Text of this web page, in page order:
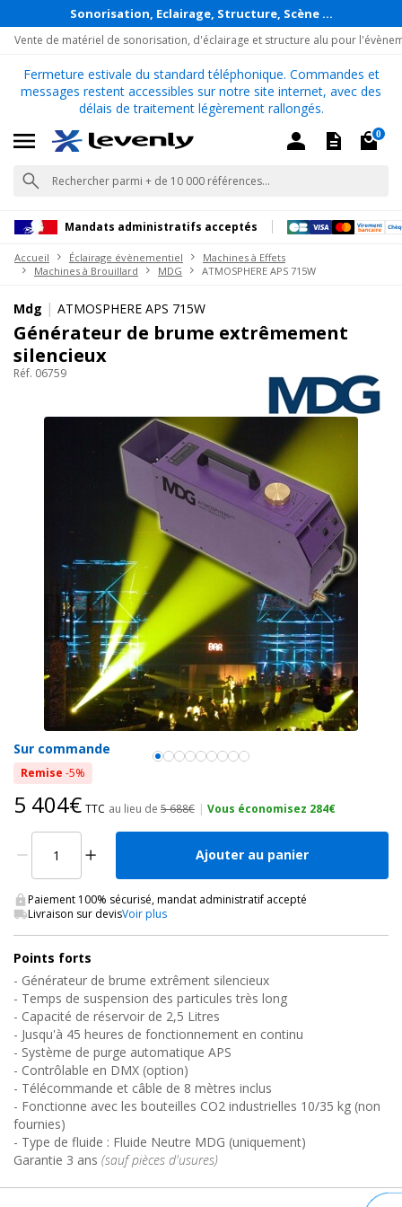
Sonorisation, Eclairage, Structure, Scène ...
Vente de matériel de sonorisation, d'éclairage et structure alu pour
Fermeture estivale du standard téléphonique. Commandes et
messages restent accessibles sur notre site internet, avec des
délais de traitement légèrement rallongés.
0
Mandats administratifs acceptés
Accueil Éclairage évènementiel
Machines à Effets
Machines à Brouillard
MDG ATMOSPHERE APS 715W
Mdg | ATMOSPHERE APS 715W
Générateur de brume extrêmement
silencieux
Réf. 06759
Sur commande
Remise -5%
5 404€ TTC au lieu de 5 688€ | Vous économisez 284€
Ajouter au panier
Paiement 100% sécurisé, mandat administratif accepté
Livraison sur devisVoir plus
Points forts
- Générateur de brume extrêment silencieux
- Temps de suspension des particules très long
- Capacité de réservoir de 2,5 Litres
- Jusqu'à 45 heures de fonctionnement en continu
- Système de purge automatique APS
- Contrôlable en DMX (option)
- Télécommande et câble de 8 mètres inclus
- Fonctionne avec les bouteilles CO2 industrielles 10/35 kg (non
fournies)
- Type de fluide : Fluide Neutre MDG (uniquement)
Garantie 3 ans (sauf pièces d'usures)